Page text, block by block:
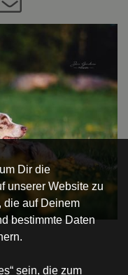
Dir die
unserer Website zu
die auf Deinem
bestimmte Daten
sein, die zum